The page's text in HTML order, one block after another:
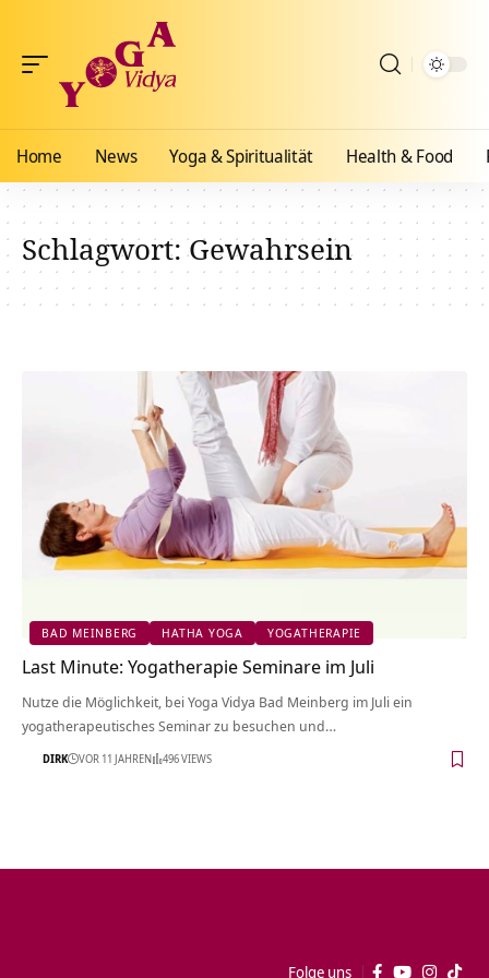
Home News Yoga & Spiritualität Health & Food
Schlagwort:Gewahrsein
BAD MEINBERG HATHA YOGA YOGATHERAPIE
Last Minute: Yogatherapie Seminare im Juli
Nutze die Möglichkeit, bei Yoga Vidya Bad Meinberg im Juli ein
yogatherapeutisches Seminar zu besuchen und…
DIRK VOR 11 JAHREN 496 VIEWS
Folge uns